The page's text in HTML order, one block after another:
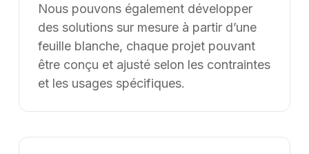
Nous pouvons également développer
des solutions sur mesure à partir d’une
feuille blanche, chaque projet pouvant
être conçu et ajusté selon les contraintes
et les usages spécifiques.